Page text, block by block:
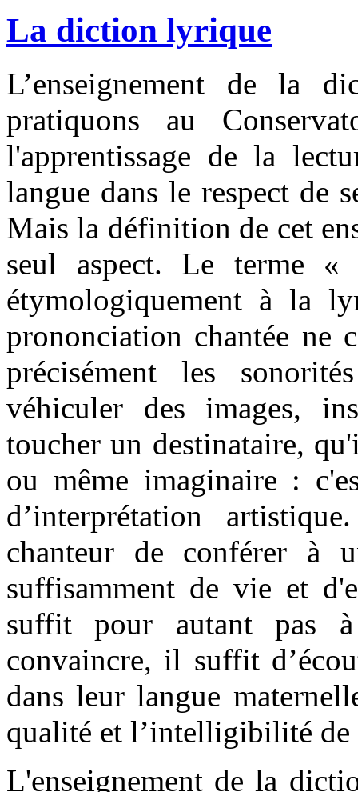
La diction lyrique
L’enseignement de la
pratiquons au
l'apprentissage de la
langue dans le respect de
Mais la définition de cet
seul aspect. Le terme
étymologiquement à la
prononciation chantée ne
précisément les
véhiculer des images,
toucher un destinataire,
ou même imaginaire :
d’interprétation
chanteur de conférer à
suffisamment de vie et
suffit pour autant pas
convaincre, il suffit
dans leur langue
qualité et l’intelligibilité
L'enseignement de la